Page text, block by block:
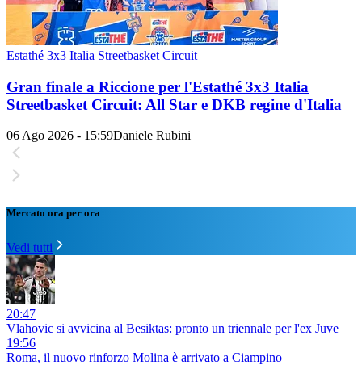
Estathé 3x3 Italia Streetbasket Circuit
Gran finale a Riccione per l'Estathé 3x3 Italia
Streetbasket Circuit: All Star e DKB regine d'Italia
06 Ago 2026 - 15:59Daniele Rubini
Mercato ora per ora
Vedi tutti
20:47
Vlahovic si avvicina al Besiktas: pronto un triennale per l'ex Juve
19:56
Roma, il nuovo rinforzo Molina è arrivato a Ciampino